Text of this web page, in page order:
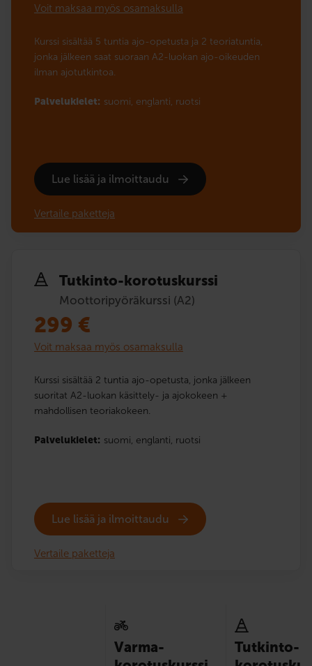
Voit maksaa myös osamaksulla
Kurssi sisältää 5 tuntia ajo-opetusta ja 2 teoriatuntia,
jonka jälkeen saat suoraan A2-luokan ajo-oikeuden
ilman ajotutkintoa.
Palvelukielet: suomi, englanti, ruotsi
Lue lisää ja ilmoittaudu
Vertaile paketteja
Tutkinto-korotuskurssi
Moottoripyöräkurssi (A2)
299 €
Voit maksaa myös osamaksulla
Kurssi sisältää 2 tuntia ajo-opetusta, jonka jälkeen
suoritat A2-luokan käsittely- ja ajokokeen +
mahdollisen teoriakokeen.
Palvelukielet: suomi, englanti, ruotsi
Lue lisää ja ilmoittaudu
Vertaile paketteja
Varma-
Tutkinto-